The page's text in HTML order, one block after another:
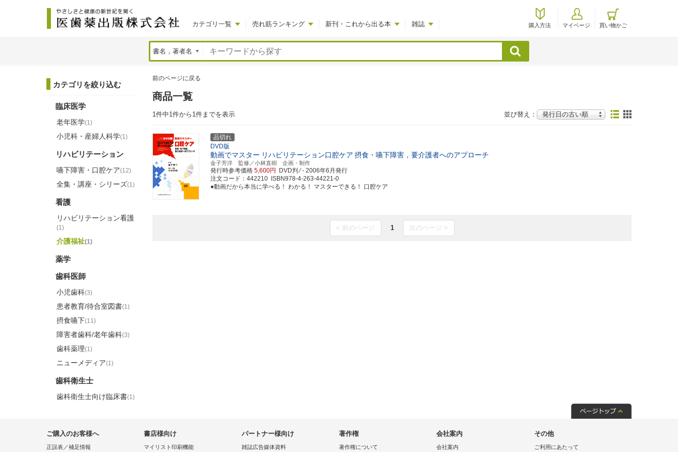
カテゴリ一覧 売れ筋ランキング 新刊・これから出る本 雑誌 購入方法 マイページ 買い物かご
検索
前のページに戻る
商品一覧
1件中1件から1件までを表示 並び替え：
品切れ
DVD版
動画でマスター リハビリテーション口腔ケア 摂食・嚥下障害，要介護者へのアプローチ
金子芳洋 監修／小林直樹 企画・制作
発行時参考価格 5,600円 DVD判 ⁄ - 2006年6月発行
注文コード：442210 ISBN978-4-263-44221-0
●動画だから本当に学べる！ わかる！ マスターできる！ 口腔ケア
< 前のページ 1 次のページ >
カテゴリを絞り込む
臨床医学
老年医学(1)
小児科・産婦人科学(1)
リハビリテーション
嚥下障害・口腔ケア(12)
全集・講座・シリーズ(1)
看護
リハビリテーション看護
(1)
介護福祉(1)
薬学
歯科医師
小児歯科(3)
患者教育/待合室図書(1)
摂食嚥下(11)
障害者歯科/老年歯科(3)
歯科薬理(1)
ニューメディア(1)
歯科衛生士
歯科衛生士向け臨床書(1)
ご購入のお客様へ
正誤表／補足情報
書店様向け
マイリスト印刷機能
パートナー様向け
雑誌広告媒体資料
著作権
著作権について
会社案内
会社案内
その他
ご利用にあたって